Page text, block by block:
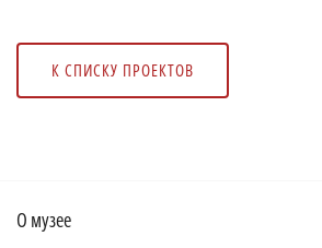
К СПИСКУ ПРОЕКТОВ
О музее